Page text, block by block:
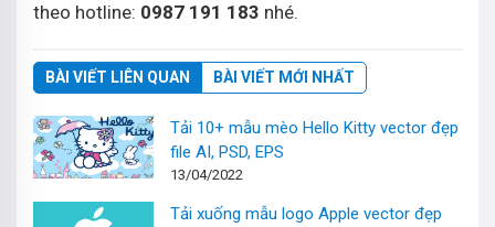
theo hotline: 0987 191 183 nhé.
BÀI VIẾT LIÊN QUAN BÀI VIẾT MỚI NHẤT
Tải 10+ mẫu mèo Hello Kitty vector đẹp
file AI, PSD, EPS
13/04/2022
Tải xuống mẫu logo Apple vector đẹp